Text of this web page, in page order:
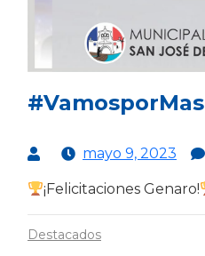
#VamosporMas
mayo 9, 2023
¡Felicitaciones Genaro!
Destacados